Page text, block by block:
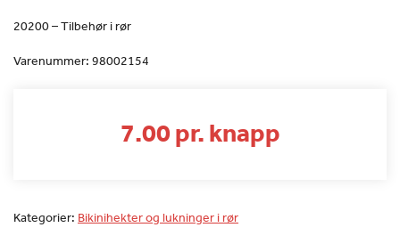
20200 – Tilbehør i rør
Varenummer: 98002154
7.00 pr. knapp
Kategorier: Bikinihekter og lukninger i rør